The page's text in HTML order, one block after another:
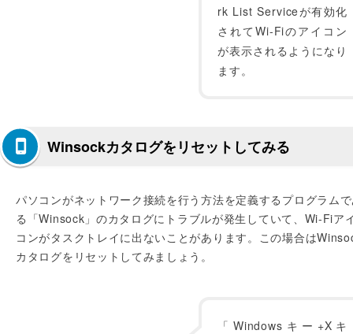
rk List Serviceが有効化
されてWi-Fiのアイコン
が表示されるようになり
ます。
Winsockカタログをリセットしてみる
パソコンがネットワーク接続を行う方法を定義するプログラム
る「Winsock」のカタログにトラブルが発生していて、Wi-Fiア
コンがタスクトレイに出ないことがあります。この場合は
カタログをリセットしてみましょう。
「Windowsキー+Xキ